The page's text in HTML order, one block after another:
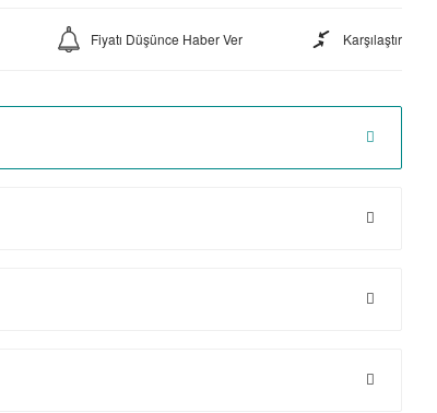
Fiyatı Düşünce Haber Ver Karşılaştır